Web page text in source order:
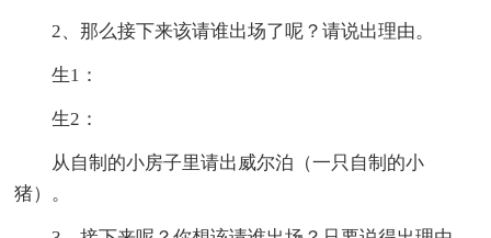
2、那么接下来该请谁出场了呢？请说出理由。
生1：
生2：
从自制的小房子里请出威尔泊（一只自制的小
猪）。